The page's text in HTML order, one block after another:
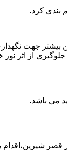
بندی کرد.
بیشتر جهت
از اثر
پلی اتیلن در قصر